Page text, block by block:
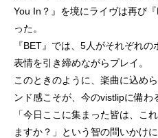
You In？』を境にライヴは再び
った。
『BET』では、5人がそれぞれ
表情を引き締めながらプレイ。
このときのように、楽曲に込め
ンド感こそが、今のvistlipに備わ
「今日ここに集まった皆は、こ
ますか？」という智の問いかけ